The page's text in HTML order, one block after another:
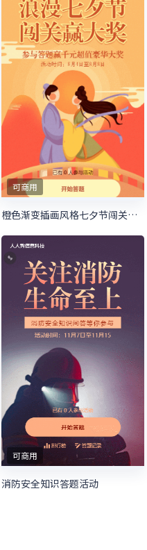
可商用
橙色渐变插画风格七夕节闯关答题活动
可商用
消防安全知识答题活动